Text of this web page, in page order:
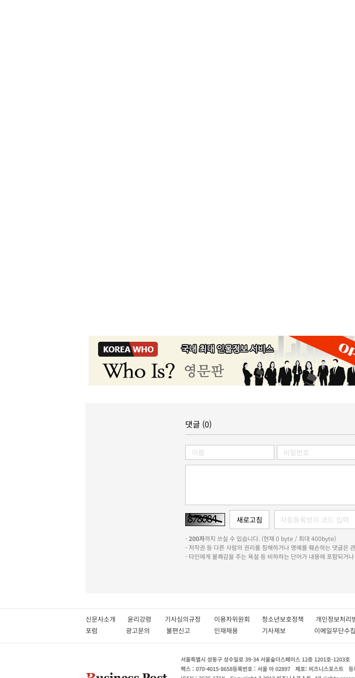
댓글 (0)
-200자까지 쓰실 수 있습니다. (현재 0 byte / 최대 400byte)
- 저작권 등 다른 사람의 권리를 침해하거나 명예를 훼손하는 댓글은
- 타인에게 불쾌감을 주는 욕설 등 비하하는 단어가 내용에 포함되거
신문사소개 윤리강령 기사심의규정 이용자위원회 청소년보호정책 개인정보
포럼
광고문의 불편신고 인재채용 기사제보 이메일무단수
서울특별시 성동구 성수일로 39-34 서울숲더스페이스 12층 1201호-1203호
팩스 : 070-4015-8658등록번호 : 서울 아 02897 제호: 비즈니스포스트